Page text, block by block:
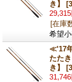
き】
[在庫
希望
≪'17
たた
き】